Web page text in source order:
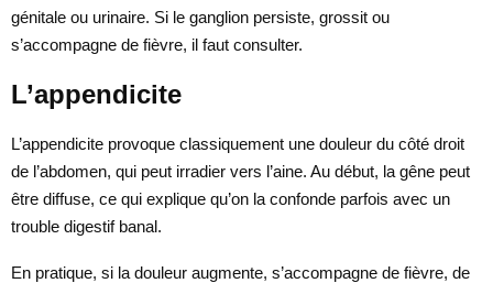
génitale ou urinaire. Si le ganglion persiste, grossit ou
s’accompagne de fièvre, il faut consulter.
L’appendicite
L’appendicite provoque classiquement une douleur du côté droit
de l’abdomen, qui peut irradier vers l’aine. Au début, la gêne peut
être diffuse, ce qui explique qu’on la confonde parfois avec un
trouble digestif banal.
En pratique, si la douleur augmente, s’accompagne de fièvre, de